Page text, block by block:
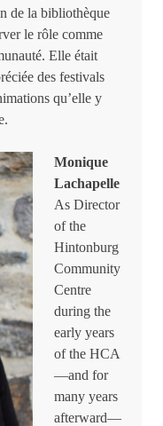
de la bibliothèque
le rôle comme
Elle était
des festivals
qu’elle y
Monique
Lachapelle
As Director
of the
Hintonburg
Community
Centre
during the
early years
of the HCA
—and for
many years
afterward—